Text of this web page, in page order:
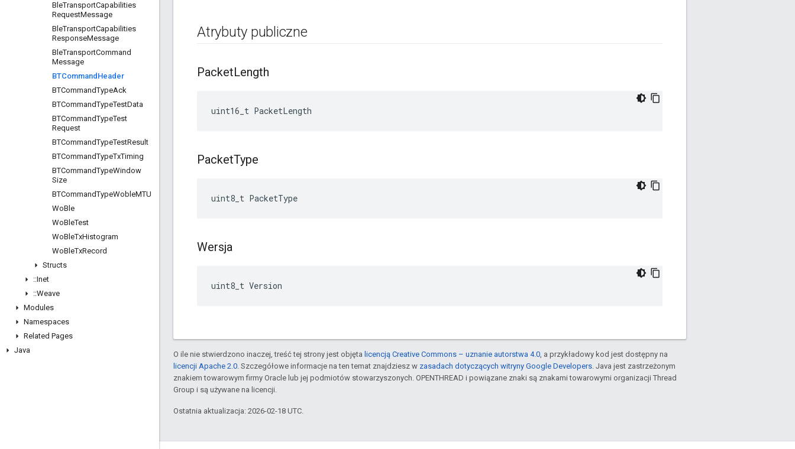
BleTransportCapabilities
RequestMessage
BleTransportCapabilities
ResponseMessage
BleTransportCommand
Message
BTCommand Header
BTCommandTypeAck
BTCommandTypeTestData
BTCommandTypeTest
Request
BTCommandTypeTestResult
BTCommandTypeTxTiming
BTCommandTypeWindow
Size
BTCommandTypeWobleMTU
WoBle
WoBleTest
WoBleTxHistogram
WoBleTxRecord
Structs
::Inet
::Weave
Modules
Namespaces
Related Pages
Java
Atrybuty publiczne
PacketLength
uint16_t PacketLength
PacketType
uint8_t PacketType
Wersja
uint8_t Version
O ile nie stwierdzono inaczej, treść tej strony jest objęta licencją Creative Commons – uznanie autorstwa 4.0, a przykładowy kod jest dostępny na
licencji Apache 2.0. Szczegółowe informacje na ten temat znajdziesz w zasadach dotyczących witryny Google Developers. Java jest zastrzeżonym
znakiem towarowym firmy Oracle lub jej podmiotów stowarzyszonych. OPENTHREAD i powiązane znaki są znakami towarowymi organizacji Thread
Group i są używane na licencji.
Ostatnia aktualizacja: 2026-02-18 UTC.